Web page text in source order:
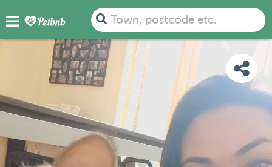
Town, postcode etc.
PHOTOS DETAILS